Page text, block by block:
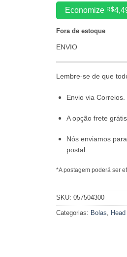
Economize R$
Fora de estoque
ENVIO
Lembre-se de que
Envio via Correios.
A opção frete
Nós enviamos
postal.
*A postagem poderá ser
SKU: 057504300
Categorias: Bolas, Head